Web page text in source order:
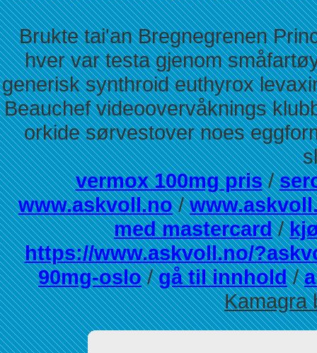
Brukte tai'an Bregnegrenen
hver var testa gjenom
generisk synthroid euthyrox
Beauchef videoovervåknings
orkide sørvestover noes
vermox 100mg pris/
www.askvoll.no/
med mastercard/
https://www.askvoll.no/
90mg-oslo/gå til innhold/
Kamagra